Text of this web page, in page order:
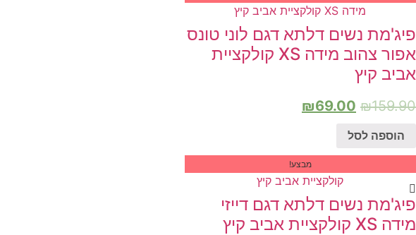
פיג'מת נשים דלתא דגם לוני טונס
אפור צהוב מידה XS קולקציית
אביב קיץ
₪159.90
₪69.00
הוספה לסל
מבצע!
פיג'מת נשים דלתא דגם דייזי
מידה XS קולקציית אביב קיץ